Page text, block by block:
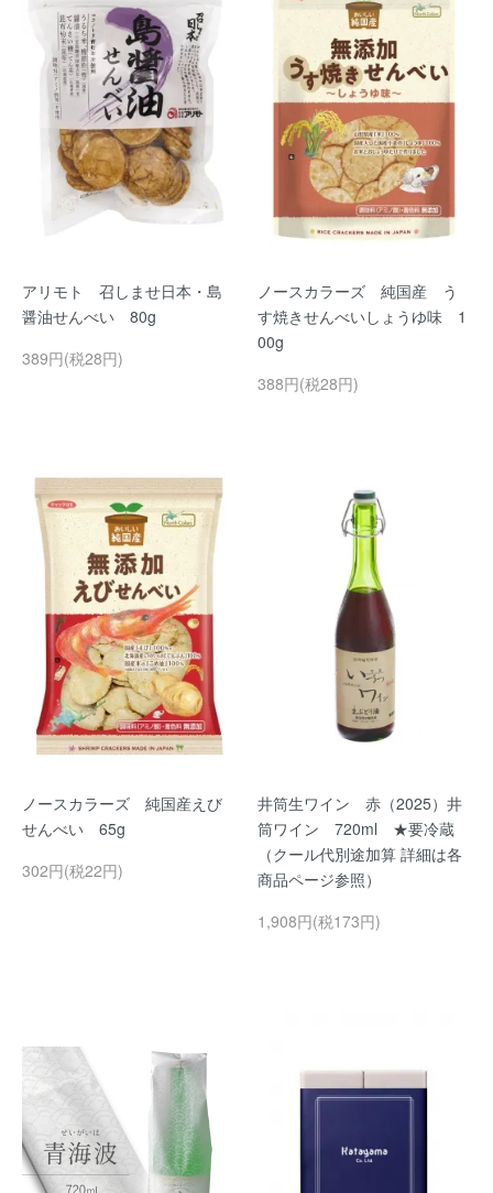
アリモト 召しませ日本・島
醤油せんべい 80g
389円(税28円)
ノースカラーズ 純国産 う
す焼きせんべいしょうゆ味 1
00g
388円(税28円)
ノースカラーズ 純国産えび
せんべい 65g
302円(税22円)
井筒生ワイン 赤（2025）井
筒ワイン 720ml ★要冷蔵
（クール代別途加算 詳細は各
商品ページ参照）
1,908円(税173円)